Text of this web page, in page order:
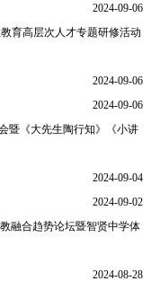
2024-09-06
育高层次人才专题研修活动
2024-09-06
2024-09-06
暨《大先生陶行知》《小讲
2024-09-04
2024-09-02
融合趋势论坛暨智贤中学体
2024-08-28